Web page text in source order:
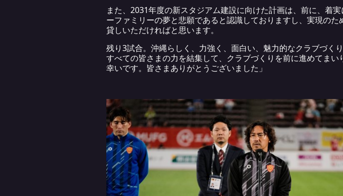
また、2031年度の新スタジアム建設に向けた計画は、前に、着
ーファミリーの夢と悲願であると認識しておりますし、実現の
貸しいただければと思います。
残り3試合。沖縄らしく、力強く、面白い、魅力的なクラブづく
すべての皆さまの力を結集して、クラブづくりを前に進めてま
幸いです。皆さまありがとうございました」